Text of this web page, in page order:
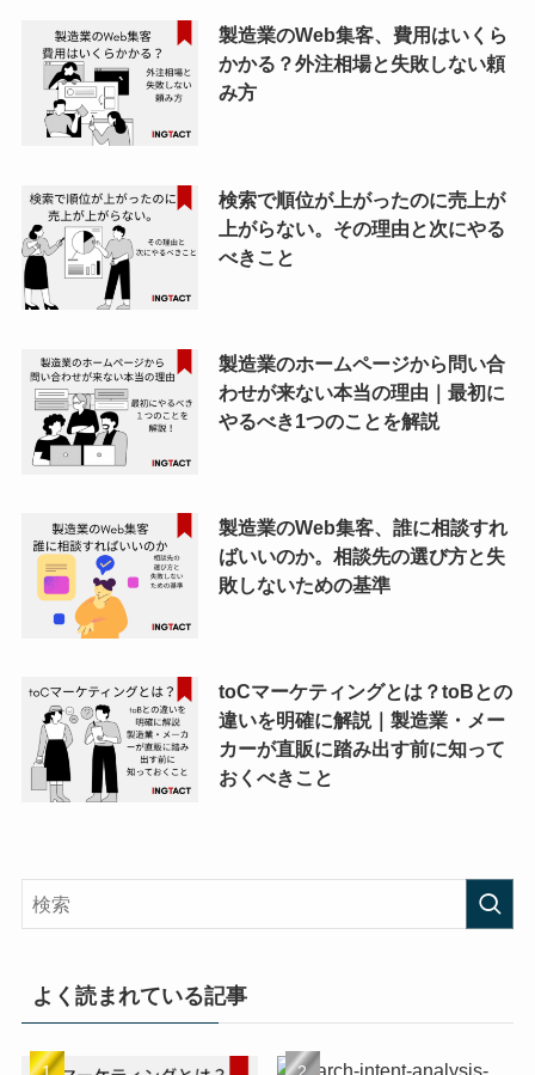
製造業のWeb集客、費用はいくら
かかる？外注相場と失敗しない頼
み方
検索で順位が上がったのに売上が
上がらない。その理由と次にやる
べきこと
製造業のホームページから問い合
わせが来ない本当の理由｜最初に
やるべき1つのことを解説
製造業のWeb集客、誰に相談すれ
ばいいのか。相談先の選び方と失
敗しないための基準
toCマーケティングとは？toBとの
違いを明確に解説｜製造業・メー
カーが直販に踏み出す前に知って
おくべきこと
よく読まれている記事